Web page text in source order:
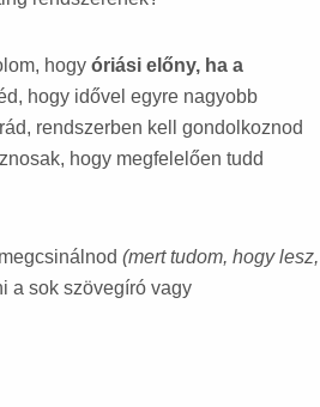
hogy óriási előny, ha a
hogy idővel egyre nagyobb
rendszerben kell gondolkoznod
hogy megfelelően tudd
(mert tudom, hogy lesz,
a sok szövegíró vagy